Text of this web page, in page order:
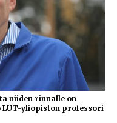
niiden rinnalle on
LUT-yliopiston professori